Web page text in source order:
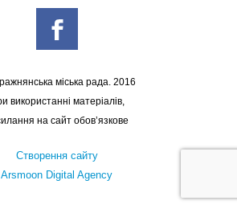
міська рада. 2016
використанні матеріалів,
на сайт обов’язкове
Створення сайту
Arsmoon Digital Agency